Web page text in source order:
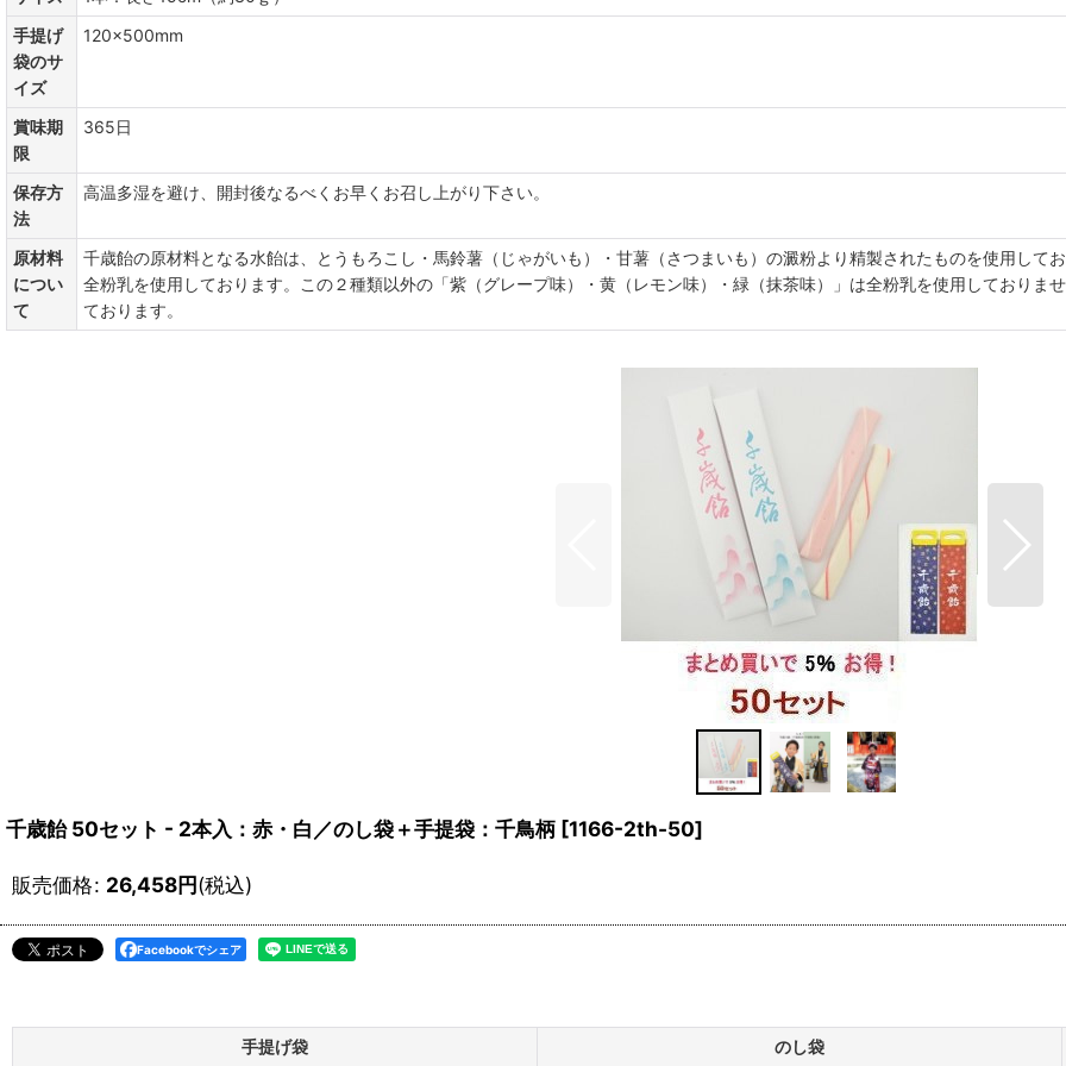
手提げ
袋のサ
イズ
120×500mm
賞味期
限
365日
保存方
法
高温多湿を避け、開封後なるべくお早くお召し上がり下さい。
原材料
につい
て
千歳飴の原材料となる水飴は、とうもろこし・馬鈴薯（じゃがいも）・甘薯（さつまいも）の澱粉より精製されたものを使用して
全粉乳を使用しております。この２種類以外の「紫（グレープ味）・黄（レモン味）・緑（抹茶味）」は全粉乳を使用しておりま
ております。
千歳飴 50セット - 2本入：赤・白／のし袋＋手提袋：千鳥柄 [1166-2th-50]
販売価格: 26,458円(税込)
Facebookでシェア
手提げ袋 のし袋